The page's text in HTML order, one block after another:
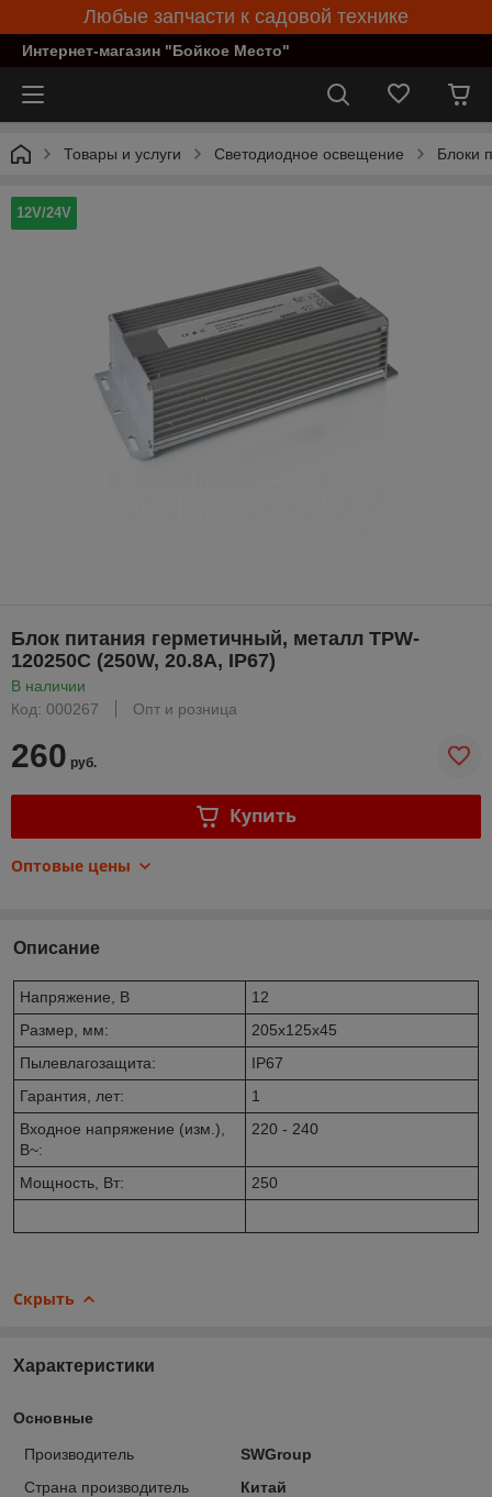
Любые запчасти к садовой технике
Интернет-магазин "Бойкое Место"
Товары и услуги Светодиодное освещение Блоки
12V/24V
Блок питания герметичный, металл TPW-
120250C (250W, 20.8A, IP67)
В наличии
Код: 000267
Опт и розница
260 руб.
Купить
Оптовые цены
Описание
Напряжение, В
12
Размер, мм:
205x125x45
Пылевлагозащита:
IP67
Гарантия, лет:
1
Входное напряжение (изм.),
В~:
220 - 240
Мощность, Вт: 250
Скрыть
Характеристики
Основные
Производитель
SWGroup
Страна производитель
Китай